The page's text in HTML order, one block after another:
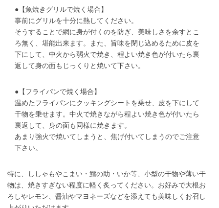
●【魚焼きグリルで焼く場合】
事前にグリルを十分に熱してください。
そうすることで網に身が付くのを防ぎ、美味しさを余すとこ
ろ無く、堪能出来ます。また、旨味を閉じ込めるために皮を
下にして、中火から弱火で焼き、程よい焼き色が付いたら裏
返して身の面もじっくりと焼いて下さい。
●【フライパンで焼く場合】
温めたフライパンにクッキングシートを乗せ、皮を下にして
干物を乗せます。中火で焼きながら程よい焼き色が付いたら
裏返して、身の面も同様に焼きます。
あまり強火で焼いてしまうと、焦げ付いてしまうのでご注意
下さい。
特に、ししゃもやこまい・鱈の助・いか等、小型の干物や薄い干
物は、焼きすぎない程度に軽く炙ってください。お好みで大根お
ろしやレモン、醤油やマヨネーズなどを添えても美味しくお召し